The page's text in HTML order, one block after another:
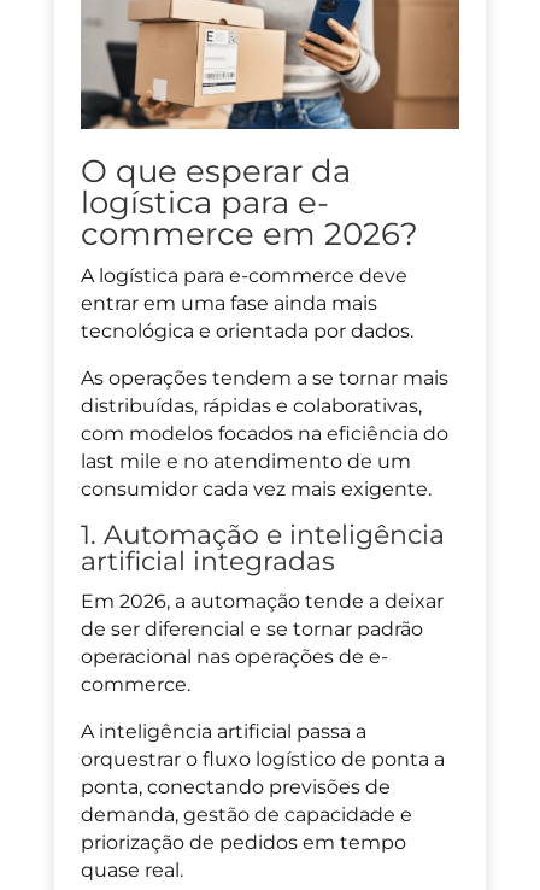
O que esperar da
logística para e-
commerce em 2026?
A logística para e-commerce deve
entrar em uma fase ainda mais
tecnológica e orientada por dados.
As operações tendem a se tornar mais
distribuídas, rápidas e colaborativas,
com modelos focados na eficiência do
last mile e no atendimento de um
consumidor cada vez mais exigente.
1. Automação e inteligência
artificial integradas
Em 2026, a automação tende a deixar
de ser diferencial e se tornar padrão
operacional nas operações de e-
commerce.
A inteligência artificial passa a
orquestrar o fluxo logístico de ponta a
ponta, conectando previsões de
demanda, gestão de capacidade e
priorização de pedidos em tempo
quase real.